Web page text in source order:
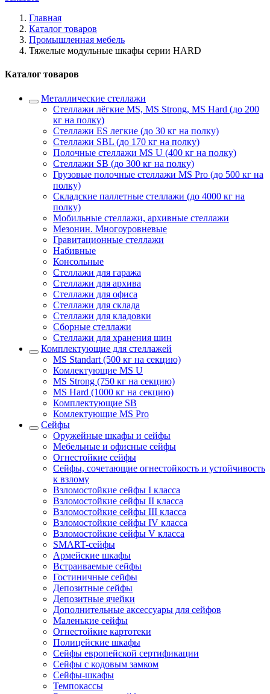
Главная
Каталог товаров
Промышленная мебель
Тяжелые модульные шкафы серии HARD
Каталог товаров
Металлические стеллажи
Стеллажи лёгкие MS, MS Strong, MS Hard (до 200
кг на полку)
Стеллажи ES легкие (до 30 кг на полку)
Стеллажи SBL (до 170 кг на полку)
Полочные стеллажи MS U (400 кг на полку)
Стеллажи SB (до 300 кг на полку)
Грузовые полочные стеллажи MS Pro (до 500 кг на
полку)
Складские паллетные стеллажи (до 4000 кг на
полку)
Мобильные стеллажи, архивные стеллажи
Мезонин. Многоуровневые
Гравитационные стеллажи
Набивные
Консольные
Стеллажи для гаража
Стеллажи для архива
Стеллажи для офиса
Стеллажи для склада
Стеллажи для кладовки
Сборные стеллажи
Стеллажи для хранения шин
Комплектующие для стеллажей
MS Standart (500 кг на секцию)
Комлектующие MS U
MS Strong (750 кг на секцию)
MS Hard (1000 кг на секцию)
Комплектующие SB
Комлектующие MS Pro
Сейфы
Оружейные шкафы и сейфы
Мебельные и офисные сейфы
Огнестойкие сейфы
Сейфы, сочетающие огнестойкость и устойчивость
к взлому
Взломостойкие сейфы I класса
Взломостойкие сейфы II класса
Взломостойкие сейфы III класса
Взломостойкие сейфы IV класса
Взломостойкие сейфы V класса
SMART-сейфы
Армейские шкафы
Встраиваемые сейфы
Гостиничные сейфы
Депозитные сейфы
Депозитные ячейки
Дополнительные аксессуары для сейфов
Маленькие сейфы
Огнестойкие картотеки
Полицейские шкафы
Сейфы европейской сертификации
Сейфы с кодовым замком
Сейфы-шкафы
Темпокассы